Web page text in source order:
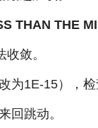
THAN THE
敛。
为1E-15），
回跳动。